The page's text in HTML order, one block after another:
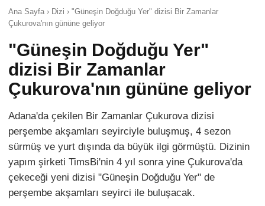
Ana Sayfa › Dizi › "Güneşin Doğduğu Yer" dizisi Bir Zamanlar
Çukurova'nın gününe geliyor
"Güneşin Doğduğu Yer"
dizisi Bir Zamanlar
Çukurova'nın gününe geliyor
Adana'da çekilen Bir Zamanlar Çukurova dizisi
perşembe akşamları seyirciyle buluşmuş, 4 sezon
sürmüş ve yurt dışında da büyük ilgi görmüştü. Dizinin
yapım şirketi TimsBi'nin 4 yıl sonra yine Çukurova'da
çekeceği yeni dizisi "Güneşin Doğduğu Yer" de
perşembe akşamları seyirci ile buluşacak.